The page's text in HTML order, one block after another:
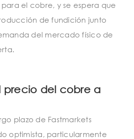
el cobre, y se espera que
de fundición junto
del mercado físico de
precio del cobre a
plazo de Fastmarkets
optimista, particularmente